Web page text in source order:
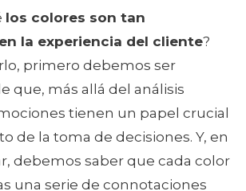
los colores son tan
la experiencia del cliente?
primero debemos ser
que, más allá del análisis
tienen un papel crucial
de la toma de decisiones. Y, en
debemos saber que cada color
una serie de connotaciones